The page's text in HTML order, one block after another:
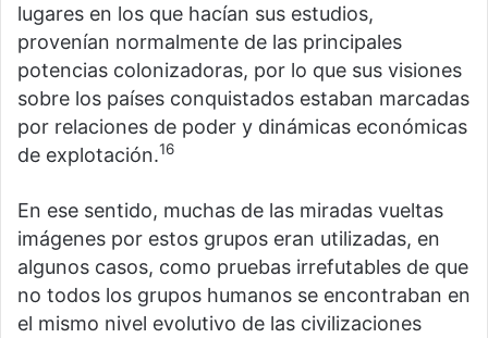
lugares en los que hacían sus estudios,
provenían normalmente de las principales
potencias colonizadoras, por lo que sus visiones
sobre los países conquistados estaban marcadas
por relaciones de poder y dinámicas económicas
de explotación.16
En ese sentido, muchas de las miradas vueltas
imágenes por estos grupos eran utilizadas, en
algunos casos, como pruebas irrefutables de que
no todos los grupos humanos se encontraban en
el mismo nivel evolutivo de las civilizaciones